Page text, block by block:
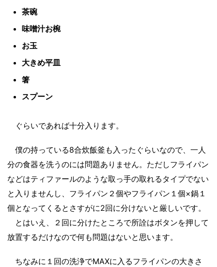
茶碗
味噌汁お椀
お玉
大きめ平皿
箸
スプーン
ぐらいであれば十分入ります。
僕の持っている8合炊飯釜も入ったぐらいなので、一人
分の食器を洗うのには問題ありません。ただしフライパン
などはティファールのような取っ手の取れるタイプでない
と入りませんし、フライパン２個やフライパン１個×鍋１
個となってくるとさすがに2回に分けないと厳しいです。
とはいえ、２回に分けたところで所詮はボタンを押して
放置するだけなので何も問題はないと思います。
ちなみに１回の洗浄でMAXに入るフライパンの大きさ